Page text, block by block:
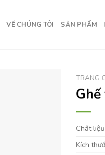
VỀ CHÚNG TÔI SẢN PHẨM
TRANG
Chất liệu
Kích